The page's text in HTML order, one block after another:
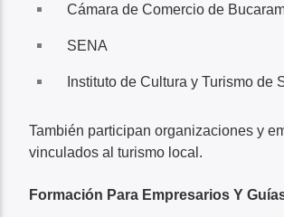
Cámara de Comercio de
SENA
Instituto de Cultura y Turismo de
También participan organizaciones y
vinculados al turismo local.
Formación Para Empresarios Y